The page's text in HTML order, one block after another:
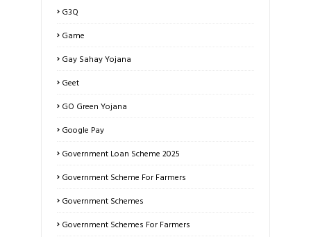
G3Q
Game
Gay Sahay Yojana
Geet
GO Green Yojana
Google Pay
Government Loan Scheme 2025
Government Scheme For Farmers
Government Schemes
Government Schemes For Farmers